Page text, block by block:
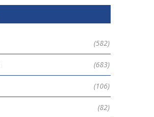
(582)
(683)
(106)
(82)